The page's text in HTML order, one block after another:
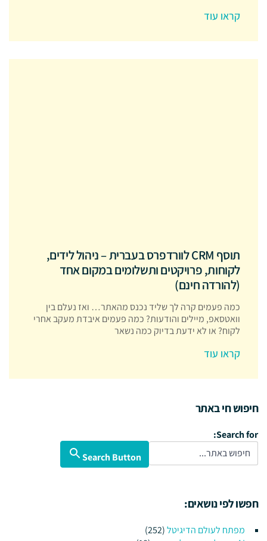
קראו עוד
תוסף CRM לוורדפרס בעברית – ניהול לידים,
לקוחות, פרויקטים ותשלומים במקום אחד
(להורדה חינם)
כמה פעמים קרה לך שליד נכנס מהאתר… ואז נעלם בין
וואטסאפ, מיילים והודעות? כמה פעמים איבדת מעקב אחרי
לקוח? או לא ידעת בדיוק כמה נשאר
קראו עוד
חיפוש חי באתר
Search for:
Search Button
חפשו לפי נושאים:
מפתח לעולם הדיגיטל(252)